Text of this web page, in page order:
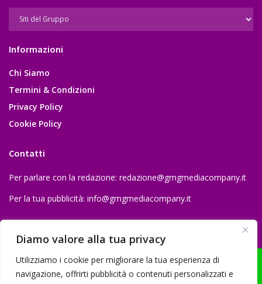
Diamo valore alla tua privacy
Utilizziamo i cookie per migliorare la tua esperienza di
navigazione, offrirti pubblicità o contenuti personalizzati e
Informazioni
Chi Siamo
Termini & Condizioni
Privacy Policy
Cookie Policy
Contatti
Per parlare con la redazione: redazione@gmgmediacompany.it
Per la tua pubblicità: info@gmgmediacompany.it